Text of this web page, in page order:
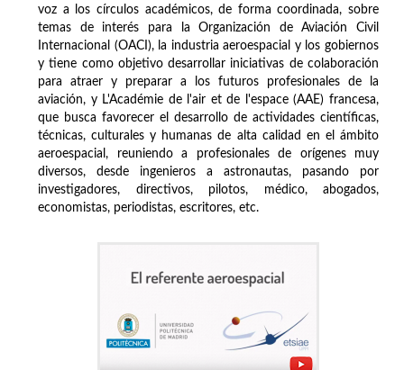
voz a los círculos académicos, de forma coordinada, sobre
temas de interés para la Organización de Aviación Civil
Internacional (OACI), la industria aeroespacial y los gobiernos
y tiene como objetivo desarrollar iniciativas de colaboración
para atraer y preparar a los futuros profesionales de la
aviación, y L'Académie de l'air et de l'espace (AAE) francesa,
que busca favorecer el desarrollo de actividades científicas,
técnicas, culturales y humanas de alta calidad en el ámbito
aeroespacial, reuniendo a profesionales de orígenes muy
diversos, desde ingenieros a astronautas, pasando por
investigadores, directivos, pilotos, médico, abogados,
economistas, periodistas, escritores, etc.